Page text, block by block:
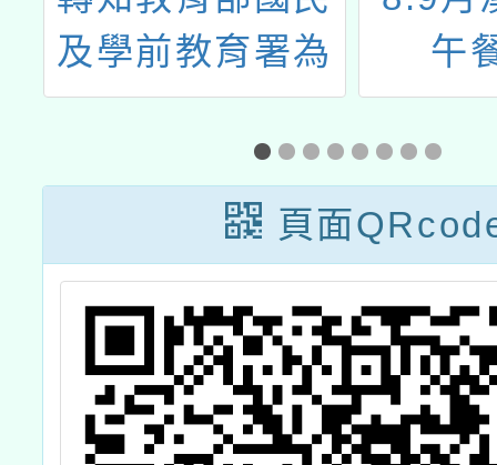
及學前教育署為
強化健康飲食教
育，因應食農教
育法公布實施，
特修訂「高級中
等以下學校健康
飲食教育指導內
容及規劃」供學
午
頁面